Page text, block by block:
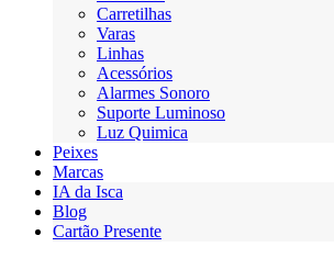
Carretilhas
Varas
Linhas
Acessórios
Alarmes Sonoro
Suporte Luminoso
Luz Quimica
Peixes
Marcas
IA da Isca
Blog
Cartão Presente